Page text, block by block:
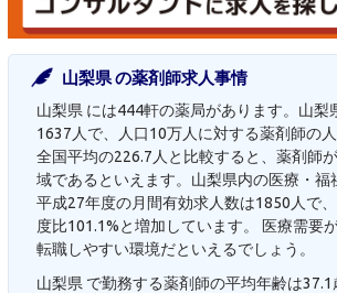
山梨県 の薬剤師求人事情
山梨県 には444軒の薬局があります。山梨
1637人で、人口10万人に対する薬剤師の人
全国平均の226.7人と比較すると、薬剤師
域であるといえます。山梨県内の医療・福
平成27年度の月間有効求人数は1850人で
度比101.1%と増加しています。 医療需要
転職しやすい環境だといえるでしょう。
山梨県 で勤務する薬剤師の平均年齢は